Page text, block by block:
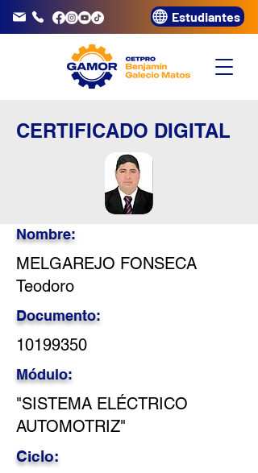
3320072 Estudiantes
CERTIFICADO DIGITAL
Nombre:
MELGAREJO FONSECA
Teodoro
Documento:
10199350
Módulo:
"SISTEMA ELÉCTRICO
AUTOMOTRIZ"
Ciclo: